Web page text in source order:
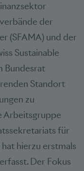
der
(SFAMA) und der
Sustainable
Bundesrat
Standort
zu
Arbeitsgruppe
für
hierzu erstmals
Der Fokus